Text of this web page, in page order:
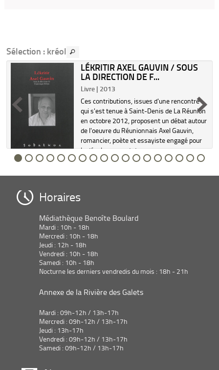
Sélection : kréol
LÉKRITIR AXEL GAUVIN / SOUS
LA DIRECTION DE F...
Livre | 2013
Ces contributions, issues d'une rencontre
qui s'est tenue à Saint-Denis de La Réunion
en octobre 2012, proposent un débat autour
de l'oeuvre du Réunionnais Axel Gauvin,
romancier, poète et essayiste engagé pour
le développement de...
Horaires
Médiathèque Benoîte Boulard
Mardi : 10h - 18h
Mercredi : 10h - 18h
Jeudi : 12h - 18h
Vendredi : 10h - 18h
Samedi : 10h - 18h
Nocturne les derniers vendredis du mois : 18h - 21h
Annexe de la Rivière des Galets
Mardi : 09h-12h / 13h-17h
Mercredi : 09h-12h / 13h-17h
Jeudi : 13h-17h
Vendredi : 09h-12h / 13h-17h
Samedi : 09h-12h / 13h-17h